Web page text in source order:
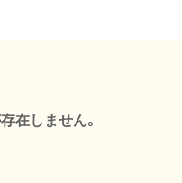
在しません。